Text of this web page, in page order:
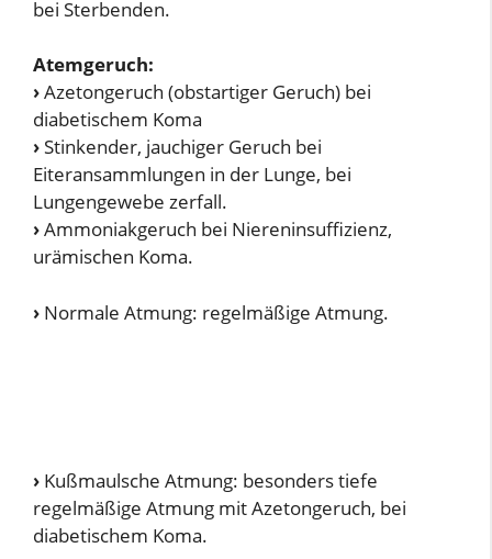
bei Sterbenden.
Atemgeruch:
›Azetongeruch (obstartiger Geruch) bei
diabetischem Koma
›Stinkender, jauchiger Geruch bei
Eiteransammlungen in der Lunge, bei
Lungengewebe zerfall.
›Ammoniakgeruch bei Niereninsuffizienz,
urämischen Koma.
› Normale Atmung: regelmäßige Atmung.
› Kußmaulsche Atmung: besonders tiefe
regelmäßige Atmung mit Azetongeruch, bei
diabetischem Koma.